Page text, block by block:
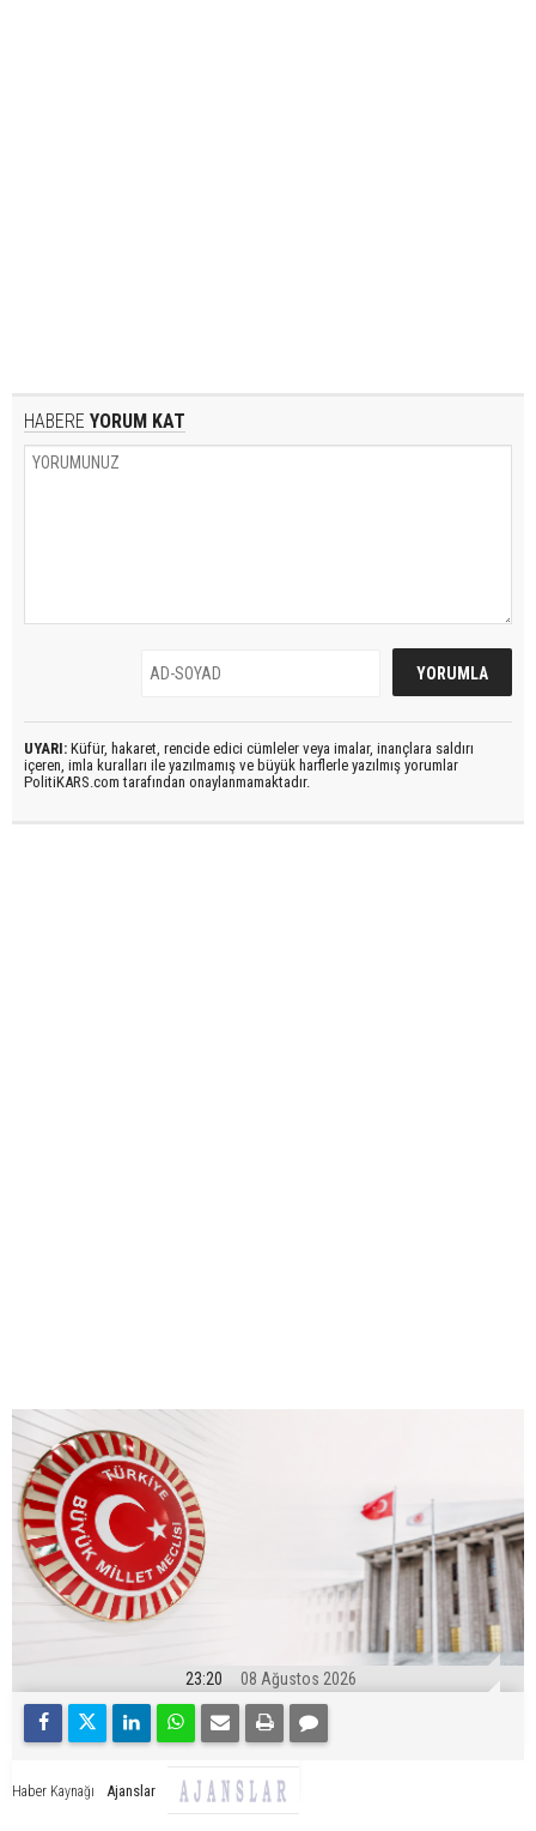
HABERE YORUM KAT
UYARI: Küfür, hakaret, rencide edici cümleler veya imalar, inançlara saldırı
içeren, imla kuralları ile yazılmamış ve büyük harflerle yazılmış yorumlar
PolitiKARS.com tarafından onaylanmamaktadır.
23:20 08 Ağustos 2026
Haber Kaynağı Ajanslar